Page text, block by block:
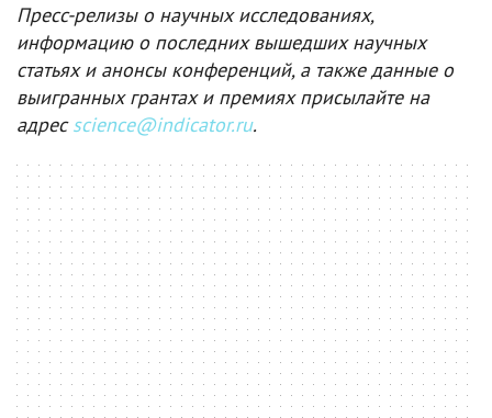
Пресс-релизы о научных исследованиях,
информацию о последних вышедших научных
статьях и анонсы конференций, а также данные о
выигранных грантах и премиях присылайте на
адресscience@indicator.ru.